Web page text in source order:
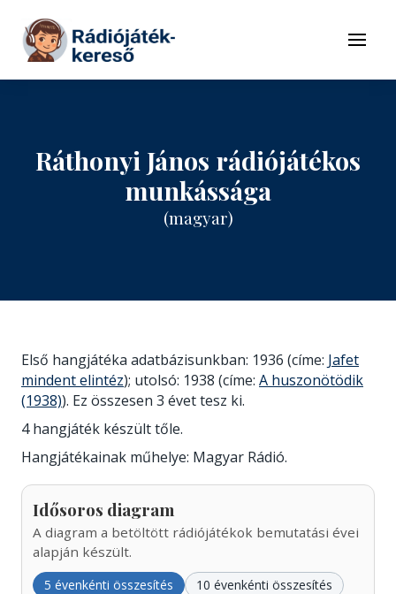
Tovább a tartalomhoz
Menü
Ráthonyi János rádiójátékos
munkássága
(magyar)
Első hangjátéka adatbázisunkban: 1936 (címe: Jafet
mindent elintéz); utolsó: 1938 (címe: A huszonötödik
(1938)). Ez összesen 3 évet tesz ki.
4 hangjáték készült tőle.
Hangjátékainak műhelye: Magyar Rádió.
Idősoros diagram
A diagram a betöltött rádiójátékok bemutatási évei
alapján készült.
5 évenkénti összesítés 10 évenkénti összesítés